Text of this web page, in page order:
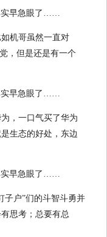
机哥虽然一直对
，但是还是有一个
，一口气买了华为
生态的好处，东边
子户”们的斗智斗勇并
思考；总要有总